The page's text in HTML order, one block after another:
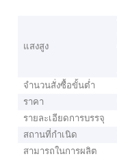
แสงสูง
จำนวนสั่งซื้อขั้นต่ำ
ราคา
รายละเอียดการบรรจุ
สถานที่กำเนิด
สามารถในการผลิต